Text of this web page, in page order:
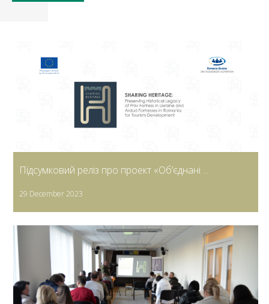
Підсумковий реліз про проект «Об’єднані ...
29 December 2023